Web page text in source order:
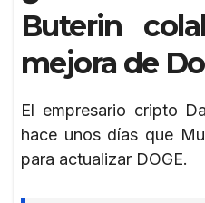
Buterin
mejora de
El empresario cripto
hace unos días que
para actualizar DOGE.